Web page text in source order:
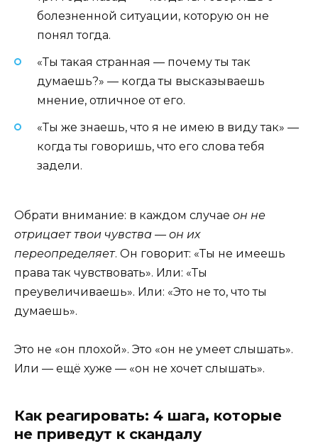
болезненной ситуации, которую он не
понял тогда.
«Ты такая странная — почему ты так
думаешь?» — когда ты высказываешь
мнение, отличное от его.
«Ты же знаешь, что я не имею в виду так» —
когда ты говоришь, что его слова тебя
задели.
Обрати внимание: в каждом случае он не
отрицает твои чувства — он их
переопределяет. Он говорит: «Ты не имеешь
права так чувствовать». Или: «Ты
преувеличиваешь». Или: «Это не то, что ты
думаешь».
Это не «он плохой». Это «он не умеет слышать».
Или — ещё хуже — «он не хочет слышать».
Как реагировать: 4 шага, которые
не приведут к скандалу